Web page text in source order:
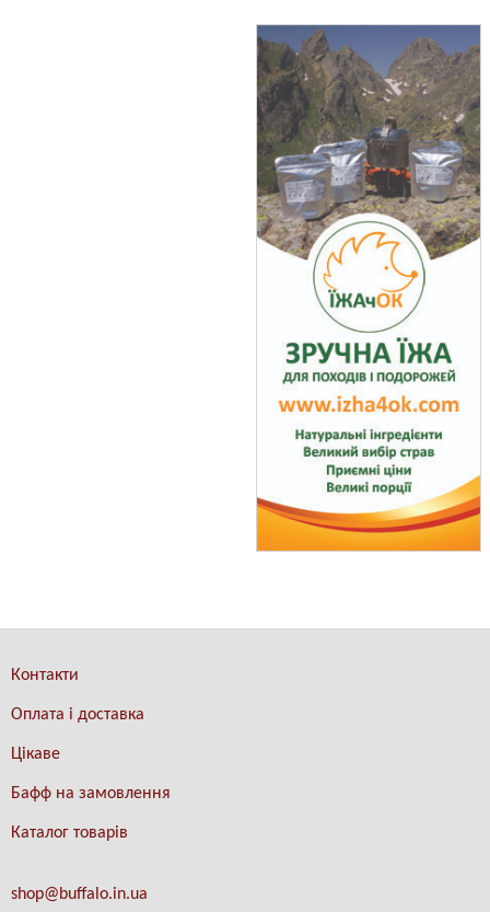
Контакти
Оплата і доставка
Цікаве
Бафф на замовлення
Каталог товарів
shop@buffalo.in.ua